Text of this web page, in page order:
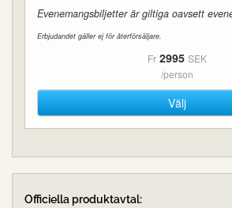
Evenemangsbiljetter är giltiga oavsett
Erbjudandet gäller ej för återförsäljare.
Fr 2995 SEK
/person
Välj
Officiella produktavtal: